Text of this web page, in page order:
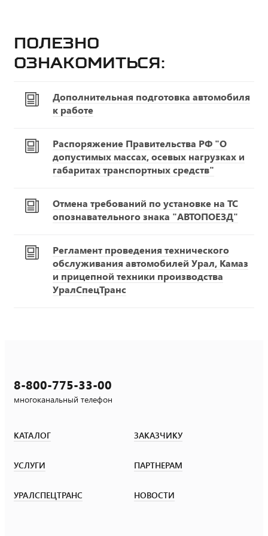
Полезно
ознакомиться:
Дополнительная подготовка автомобиля
к работе
Распоряжение Правительства РФ "О
допустимых массах, осевых нагрузках и
габаритах транспортных средств"
Отмена требований по установке на ТС
опознавательного знака "АВТОПОЕЗД"
Регламент проведения технического
обслуживания автомобилей Урал, Камаз
и прицепной техники производства
УралСпецТранс
8-800-775-33-00
многоканальный телефон
КАТАЛОГ ЗАКАЗЧИКУ
УСЛУГИ ПАРТНЕРАМ
УРАЛСПЕЦТРАНС НОВОСТИ